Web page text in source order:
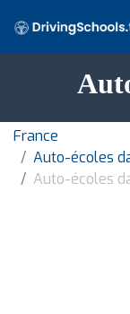
France
Auto-écoles
Auto-écoles